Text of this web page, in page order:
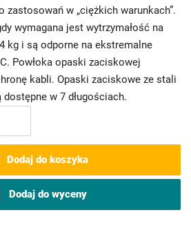
zastosowań w „ciężkich warunkach”.
wymagana jest wytrzymałość na
kg i są odporne na ekstremalne
Powłoka opaski zaciskowej
kabli. Opaski zaciskowe ze stali
w 7 długościach.
Dodaj do koszyka
Dodaj do wyceny